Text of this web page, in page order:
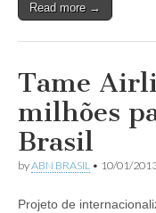
Read more →
Tame
milhões
Brasil
byABN BRASIL • 10/01/
Projeto de